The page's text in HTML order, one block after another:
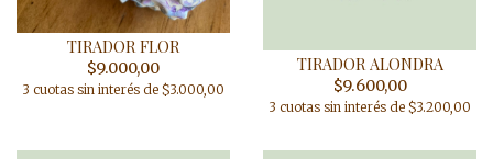
TIRADOR FLOR
$9.000,00
3 cuotas sin interés de $3.000,00
TIRADOR ALONDRA
$9.600,00
3 cuotas sin interés de $3.200,00